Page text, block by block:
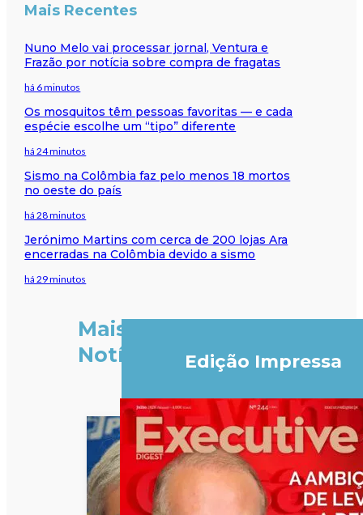
Mais Recentes
Nuno Melo vai processar jornal, Ventura e
Frazão por notícia sobre compra de fragatas
há 6 minutos
Os mosquitos têm pessoas favoritas — e cada
espécie escolhe um “tipo” diferente
há 24 minutos
Sismo na Colômbia faz pelo menos 18 mortos
no oeste do país
há 28 minutos
Jerónimo Martins com cerca de 200 lojas Ara
encerradas na Colômbia devido a sismo
há 29 minutos
Mais
Notícias
Edição Impressa